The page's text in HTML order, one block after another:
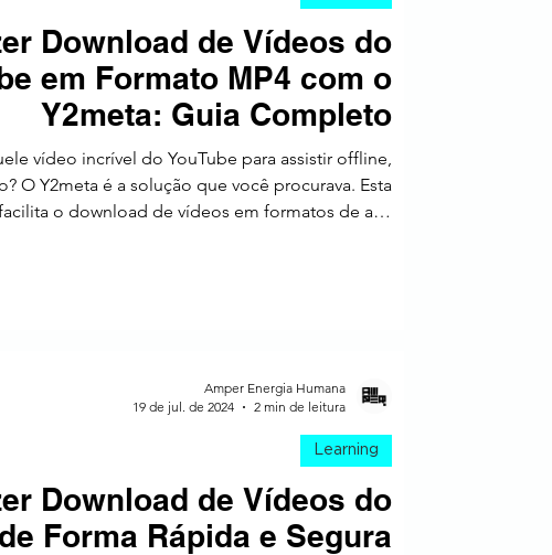
Latina
Download de Vídeos do
em Formato MP4 com o
Y2meta: Guia Completo
vídeo incrível do YouTube para assistir offline,
O Y2meta é a solução que você procurava. Esta
o download de vídeos em formatos de alta
Download de Vídeos do
Forma Rápida e Segura
Learning
Amper Energia Humana
19 de jul. de 2024
2 min de leitura